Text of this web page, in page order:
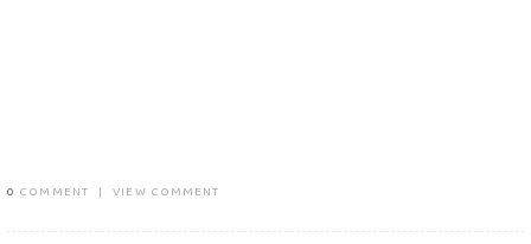
0 COMMENT | VIEW COMMENT